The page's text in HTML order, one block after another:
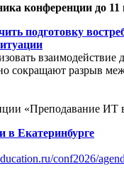
конференции до
подготовку
сокращают разрыв
«Преподавание ИТ
в Екатеринбурге
conf2026/